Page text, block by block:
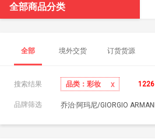
全部商品分类
全部 境外交货 订货货源
搜索结果 品类：彩妆 x 1226
品牌筛选 乔治·阿玛尼/GIORGIO ARMANI